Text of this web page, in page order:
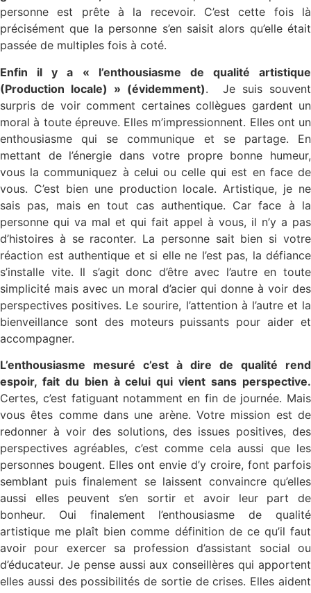
personne est prête à la recevoir. C’est cette fois là
précisément que la personne s’en saisit alors qu’elle était
passée de multiples fois à coté.
Enfin il y a « l’enthousiasme de qualité artistique
(Production locale) » (évidemment). Je suis souvent
surpris de voir comment certaines collègues gardent un
moral à toute épreuve. Elles m’impressionnent. Elles ont un
enthousiasme qui se communique et se partage. En
mettant de l’énergie dans votre propre bonne humeur,
vous la communiquez à celui ou celle qui est en face de
vous. C’est bien une production locale. Artistique, je ne
sais pas, mais en tout cas authentique. Car face à la
personne qui va mal et qui fait appel à vous, il n’y a pas
d’histoires à se raconter. La personne sait bien si votre
réaction est authentique et si elle ne l’est pas, la défiance
s’installe vite. Il s’agit donc d’être avec l’autre en toute
simplicité mais avec un moral d’acier qui donne à voir des
perspectives positives. Le sourire, l’attention à l’autre et la
bienveillance sont des moteurs puissants pour aider et
accompagner.
L’enthousiasme mesuré c’est à dire de qualité rend
espoir, fait du bien à celui qui vient sans perspective.
Certes, c’est fatiguant notamment en fin de journée. Mais
vous êtes comme dans une arène. Votre mission est de
redonner à voir des solutions, des issues positives, des
perspectives agréables, c’est comme cela aussi que les
personnes bougent. Elles ont envie d’y croire, font parfois
semblant puis finalement se laissent convaincre qu’elles
aussi elles peuvent s’en sortir et avoir leur part de
bonheur. Oui finalement l’enthousiasme de qualité
artistique me plaît bien comme définition de ce qu’il faut
avoir pour exercer sa profession d’assistant social ou
d’éducateur. Je pense aussi aux conseillères qui apportent
elles aussi des possibilités de sortie de crises. Elles aident